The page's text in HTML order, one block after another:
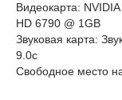
Видеокарта:
HD 6790 @ 1GB
Звуковая карта:
9.0с
Свободное место